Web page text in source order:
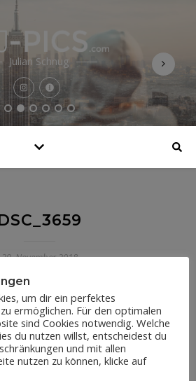
Julian Schnug
29. November 2018
um dir ein perfektes
ermöglichen. Für den optimalen
sind Cookies notwendig. Welche
du nutzen willst, entscheidest du
und mit allen
nutzen zu können, klicke auf